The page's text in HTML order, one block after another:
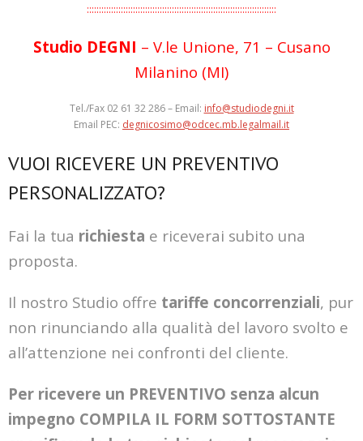
::::::::::::::::::::::::::::::::::::::::::::::::::::::::::::::::::::::::::::::
Studio DEGNI – V.le Unione, 71 – Cusano
Milanino (MI)
Tel./Fax 02 61 32 286 – Email: info@studiodegni.it
Email PEC: degnicosimo@odcec.mb.legalmail.it
VUOI RICEVERE UN PREVENTIVO
PERSONALIZZATO?
Fai la tua richiesta e riceverai subito una
proposta.
Il nostro Studio offre tariffe concorrenziali, pur
non rinunciando alla qualità del lavoro svolto e
all’attenzione nei confronti del cliente.
Per ricevere un PREVENTIVO senza alcun
impegno COMPILA IL FORM SOTTOSTANTE